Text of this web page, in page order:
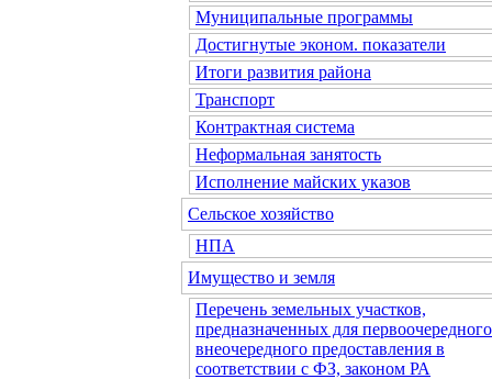
Муниципальные программы
Достигнутые эконом. показатели
Итоги развития района
Транспорт
Контрактная система
Неформальная занятость
Исполнение майских указов
Сельское хозяйство
НПА
Имущество и земля
Перечень земельных участков,
предназначенных для
внеочередного предоставления в
соответствии с ФЗ, законом РА